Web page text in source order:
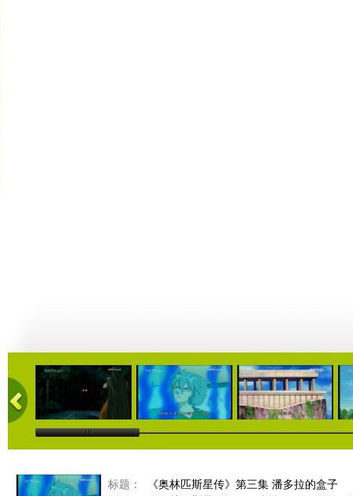
16:38 17:25 18:05
标题：
《奥林匹斯星传》第三集 潘多拉的盒子